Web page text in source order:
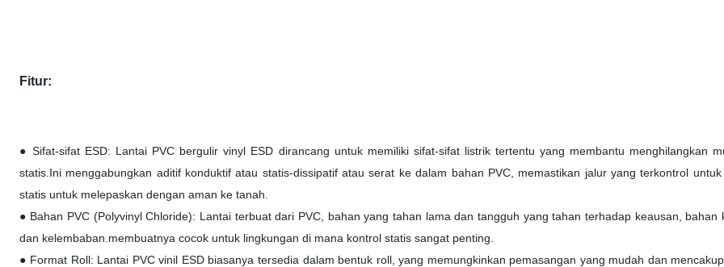
Fitur:
● Sifat-sifat ESD: Lantai PVC bergulir vinyl ESD dirancang untuk memiliki sifat-sifat listrik tertentu yang membantu menghilangkan
statis.Ini menggabungkan aditif konduktif atau statis-dissipatif atau serat ke dalam bahan PVC, memastikan jalur yang terkontrol untuk
statis untuk melepaskan dengan aman ke tanah.
● Bahan PVC (Polyvinyl Chloride): Lantai terbuat dari PVC, bahan yang tahan lama dan tangguh yang tahan terhadap keausan, bahan
dan kelembaban.membuatnya cocok untuk lingkungan di mana kontrol statis sangat penting.
● Format Roll: Lantai PVC vinil ESD biasanya tersedia dalam bentuk roll, yang memungkinkan pemasangan yang mudah dan